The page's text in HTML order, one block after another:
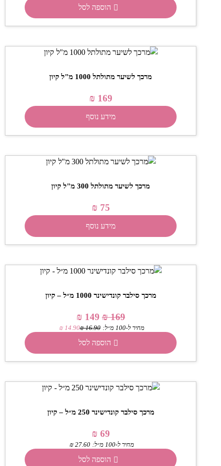
הוספה לסל
מרכך לשיער מתולתל 1000 מ"ל קיון
₪ 169
מידע נוסף
מרכך לשיער מתולתל 300 מ"ל קיון
₪ 75
מידע נוסף
מרכך סילבר קונדישינר 1000 מ״ל – קיון
₪169
₪ 149
מחיר ל-100 מ״ל: ₪16.90
₪14.90
הוספה לסל
מרכך סילבר קונדישינר 250 מ״ל – קיון
₪ 69
מחיר ל-100 מ״ל: ₪27.60
הוספה לסל